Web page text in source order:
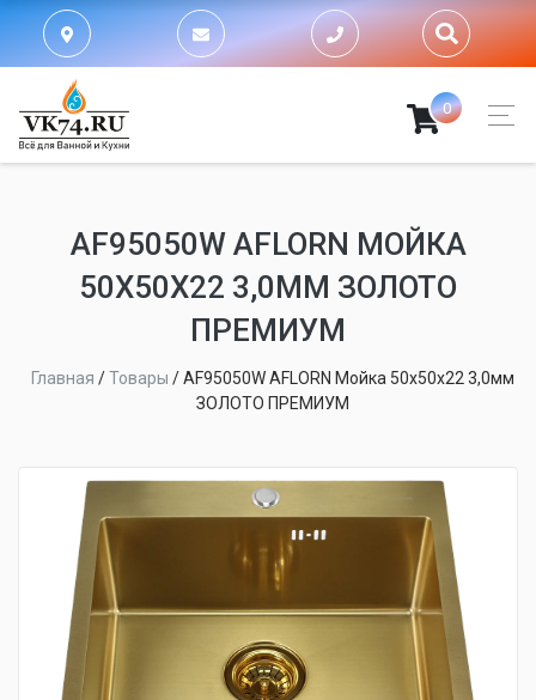
0
AF95050W AFLORN МОЙКА
50Х50Х22 3,0ММ ЗОЛОТО
ПРЕМИУМ
Главная /Товары /AF95050W AFLORN Мойка 50х50х22 3,0мм
ЗОЛОТО ПРЕМИУМ